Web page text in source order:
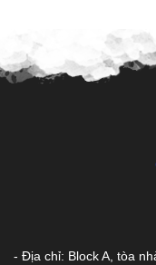
- Địa chỉ: Block A, tòa